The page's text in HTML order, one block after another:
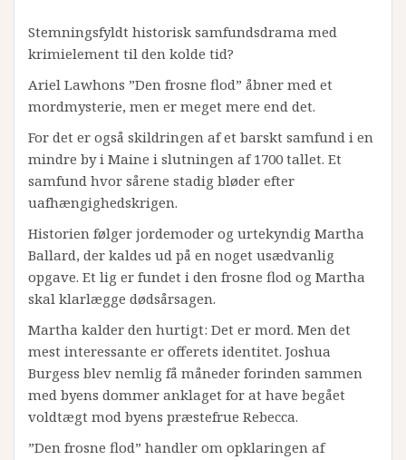
Stemningsfyldt historisk samfundsdrama med
krimielement til den kolde tid?
Ariel Lawhons ”Den frosne flod” åbner med et
mordmysterie, men er meget mere end det.
For det er også skildringen af et barskt samfund i en
mindre by i Maine i slutningen af 1700 tallet. Et
samfund hvor sårene stadig bløder efter
uafhængighedskrigen.
Historien følger jordemoder og urtekyndig Martha
Ballard, der kaldes ud på en noget usædvanlig
opgave. Et lig er fundet i den frosne flod og Martha
skal klarlægge dødsårsagen.
Martha kalder den hurtigt: Det er mord. Men det
mest interessante er offerets identitet. Joshua
Burgess blev nemlig få måneder forinden sammen
med byens dommer anklaget for at have begået
voldtægt mod byens præstefrue Rebecca.
”Den frosne flod” handler om opklaringen af